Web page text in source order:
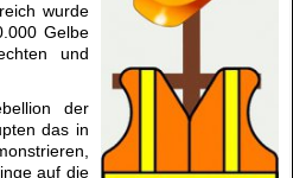
wurde
Gelbe
und
der
das in
auf die